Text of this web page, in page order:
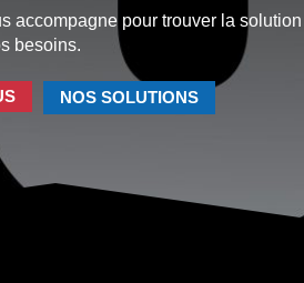
accompagne pour trouver la solution
besoins.
NOS SOLUTIONS